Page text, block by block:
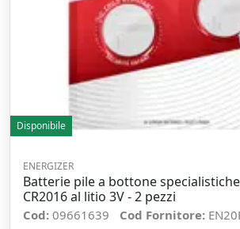
Disponibile
ENERGIZER
Batterie pile a bottone
CR2016 al litio 3V - 2 pezzi
Cod: 09661639 Cod Fornitore: